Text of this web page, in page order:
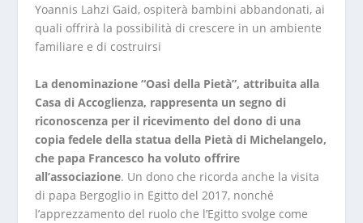
Yoannis Lahzi Gaid, ospiterà bambini abbandonati, ai
quali offrirà la possibilità di crescere in un ambiente
familiare e di costruirsi
La denominazione “Oasi della Pietà”, attribuita alla
Casa di Accoglienza, rappresenta un segno di
riconoscenza per il ricevimento del dono di una
copia fedele della statua della Pietà di Michelangelo,
che papa Francesco ha voluto offrire
all’associazione. Un dono che ricorda anche la visita
di papa Bergoglio in Egitto del 2017, nonché
l’apprezzamento del ruolo che l’Egitto svolge come